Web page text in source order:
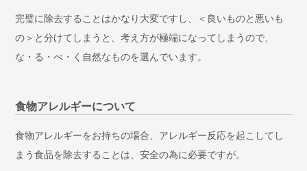
完璧に除去することはかなり大変ですし、＜良いものと悪いも
の＞と分けてしまうと、考え方が極端になってしまうので、
な・る・べ・く自然なものを選んでいます。
食物アレルギーについて
食物アレルギーをお持ちの場合、アレルギー反応を起こしてし
まう食品を除去することは、安全の為に必要ですが。